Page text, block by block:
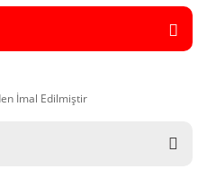
İmal Edilmiştir